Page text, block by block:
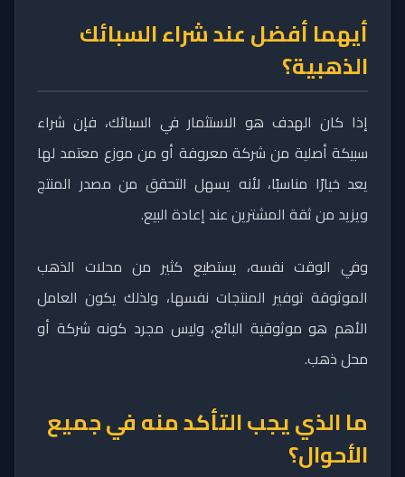
أيهما أفضل عند شراء السبائك
الذهبية؟
إذا كان الهدف هو الاستثمار في السبائك، فإن شراء
سبيكة أصلية من شركة معروفة أو من موزع معتمد لها
يعد خيارًا مناسبًا، لأنه يسهل التحقق من مصدر المنتج
ويزيد من ثقة المشترين عند إعادة البيع.
وفي الوقت نفسه، يستطيع كثير من محلات الذهب
الموثوقة توفير المنتجات نفسها، ولذلك يكون العامل
الأهم هو موثوقية البائع، وليس مجرد كونه شركة أو
محل ذهب.
ما الذي يجب التأكد منه في جميع
الأحوال؟